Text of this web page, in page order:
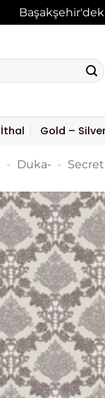
İthal Gold – Silver
- Duka- -